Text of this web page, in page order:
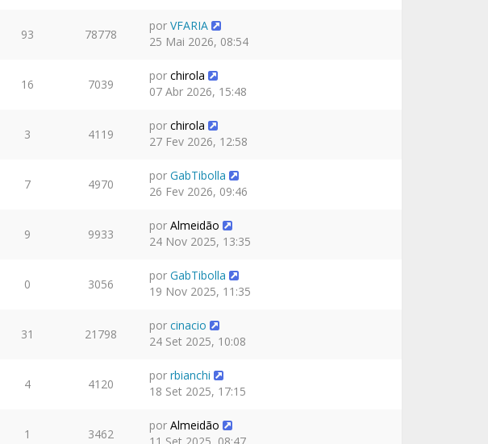
93 78778
por VFARIA
25 Mai 2026, 08:54
16 7039
por chirola
07 Abr 2026, 15:48
3 4119
por chirola
27 Fev 2026, 12:58
7 4970
por GabTibolla
26 Fev 2026, 09:46
9 9933
por Almeidão
24 Nov 2025, 13:35
0 3056
por GabTibolla
19 Nov 2025, 11:35
31 21798
por cinacio
24 Set 2025, 10:08
4 4120
por rbianchi
18 Set 2025, 17:15
1 3462
por Almeidão